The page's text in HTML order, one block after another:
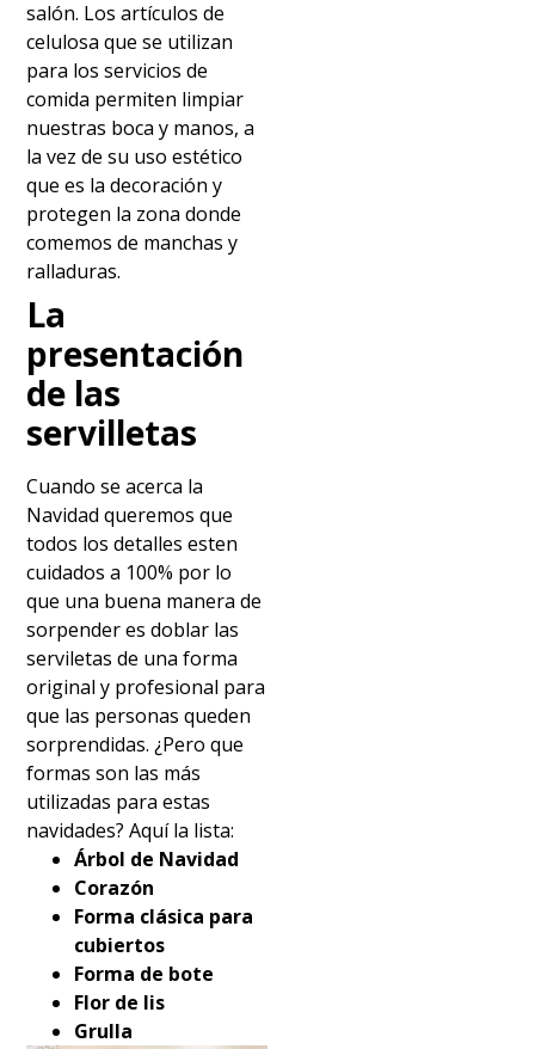
salón. Los artículos de
celulosa que se utilizan
para los servicios de
comida permiten limpiar
nuestras boca y manos, a
la vez de su uso estético
que es la decoración y
protegen la zona donde
comemos de manchas y
ralladuras.
La
presentación
de las
servilletas
Cuando se acerca la
Navidad queremos que
todos los detalles esten
cuidados a 100% por lo
que una buena manera de
sorpender es doblar las
serviletas de una forma
original y profesional para
que las personas queden
sorprendidas. ¿Pero que
formas son las más
utilizadas para estas
navidades? Aquí la lista:
Árbol de Navidad
Corazón
Forma clásica para
cubiertos
Forma de bote
Flor de lis
Grulla